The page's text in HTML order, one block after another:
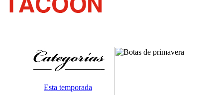
Esta temporada